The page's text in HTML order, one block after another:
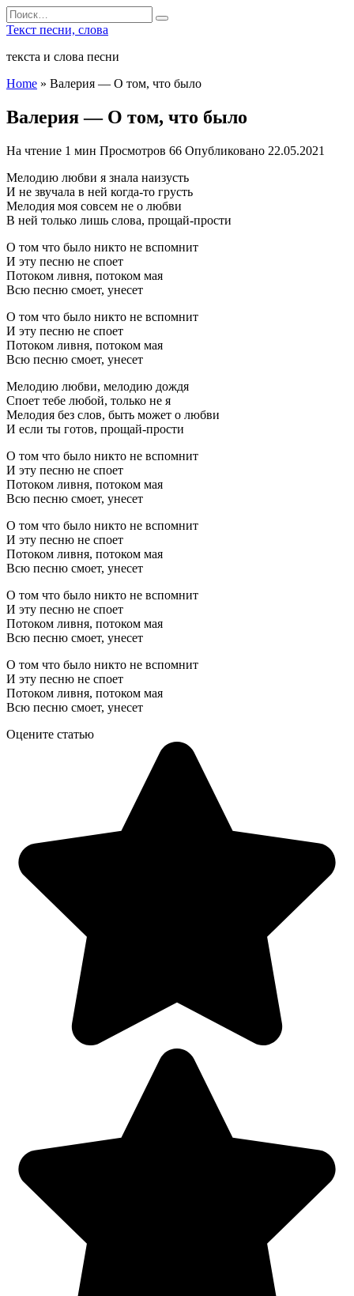
Перейти
к
Search
for:
Текст песни, слова
текста и слова песни
Home » Валерия — О том, что было
Валерия — О том, что было
На чтение 1 мин Просмотров 66 Опубликовано 22.05.2021
Мелодию любви я знала наизусть
И не звучала в ней когда-то грусть
Мелодия моя совсем не о любви
В ней только лишь слова, прощай-прости
О том что было никто не вспомнит
И эту песню не споет
Потоком ливня, потоком мая
Всю песню смоет, унесет
О том что было никто не вспомнит
И эту песню не споет
Потоком ливня, потоком мая
Всю песню смоет, унесет
Мелодию любви, мелодию дождя
Споет тебе любой, только не я
Мелодия без слов, быть может о любви
И если ты готов, прощай-прости
О том что было никто не вспомнит
И эту песню не споет
Потоком ливня, потоком мая
Всю песню смоет, унесет
О том что было никто не вспомнит
И эту песню не споет
Потоком ливня, потоком мая
Всю песню смоет, унесет
О том что было никто не вспомнит
И эту песню не споет
Потоком ливня, потоком мая
Всю песню смоет, унесет
О том что было никто не вспомнит
И эту песню не споет
Потоком ливня, потоком мая
Всю песню смоет, унесет
Оцените статью